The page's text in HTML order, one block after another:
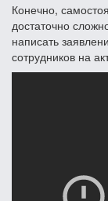
Конечно,
достаточно
написать
сотрудников на